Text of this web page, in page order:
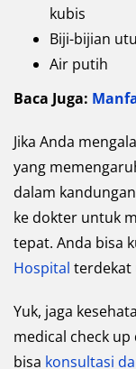
kubis
Biji-bijian
Air putih
Baca Juga:
Jika Anda
yang
dalam
ke dokter untuk
tepat. Anda bisa
Hospital terdekat
Yuk, jaga
medical check
bisa konsultasi